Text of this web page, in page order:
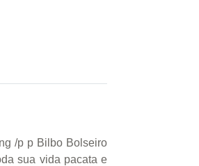
/p p Bilbo Bolseiro
sua vida pacata e